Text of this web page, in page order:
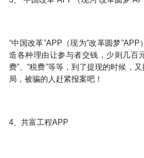
“中国改革”APP（现为“改革圆梦
造各种理由让参与者交钱，少则几百
费”、“税费”等等，到了提现的时候，
局，被骗的人赶紧报案吧！
4、共富工程APP